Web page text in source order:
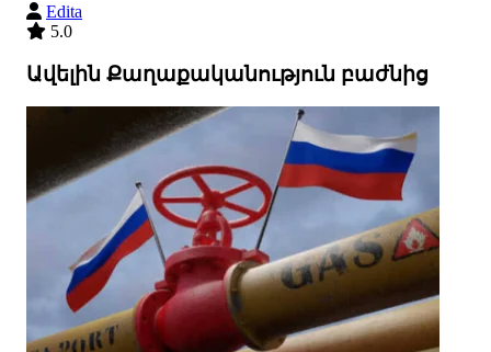
Edita
5.0
Ավելին Քաղաքականություն բաժնից